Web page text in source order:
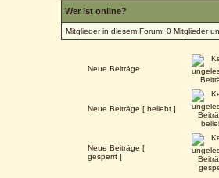
Wer ist online?
Mitglieder in diesem Forum: 0 Mitglieder
Neue Beiträge
Neue Beiträge [ beliebt ]
Neue Beiträge [
gesperrt ]